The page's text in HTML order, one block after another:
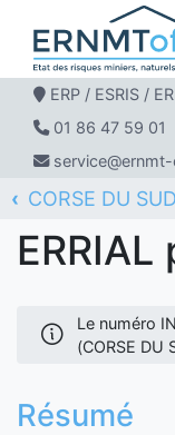
ERP / ESRIS /
01 86 47 59 01
ERNMT Officiel
ERRIAL
CORSE DU SUD
SARTENE
ERRIAL
Le numéro
(CORSE DU
Résumé